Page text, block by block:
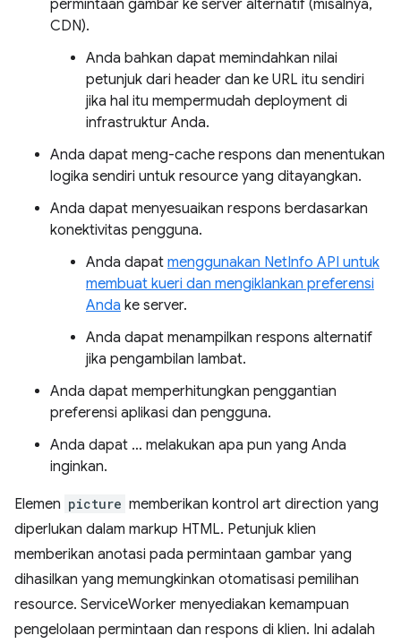
permintaan gambar ke server alternatif (misalnya,
CDN).
Anda bahkan dapat memindahkan nilai
petunjuk dari header dan ke URL itu sendiri
jika hal itu mempermudah deployment di
infrastruktur Anda.
Anda dapat meng-cache respons dan menentukan
logika sendiri untuk resource yang ditayangkan.
Anda dapat menyesuaikan respons berdasarkan
konektivitas pengguna.
Anda dapat menggunakan NetInfo API untuk
membuat kueri dan mengiklankan preferensi
Anda ke server.
Anda dapat menampilkan respons alternatif
jika pengambilan lambat.
Anda dapat memperhitungkan penggantian
preferensi aplikasi dan pengguna.
Anda dapat … melakukan apa pun yang Anda
inginkan.
Elemen picture memberikan kontrol art direction yang
diperlukan dalam markup HTML. Petunjuk klien
memberikan anotasi pada permintaan gambar yang
dihasilkan yang memungkinkan otomatisasi pemilihan
resource. ServiceWorker menyediakan kemampuan
pengelolaan permintaan dan respons di klien. Ini adalah